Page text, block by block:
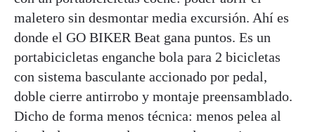
maletero sin desmontar media excursión. Ahí es
donde el GO BIKER Beat gana puntos. Es un
portabicicletas enganche bola para 2 bicicletas
con sistema basculante accionado por pedal,
doble cierre antirrobo y montaje preensamblado.
Dicho de forma menos técnica: menos pelea al